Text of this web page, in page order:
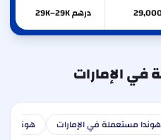
درهم 29K–29K
في الإمارات
هوندا مستعملة في الإمارات هونداي